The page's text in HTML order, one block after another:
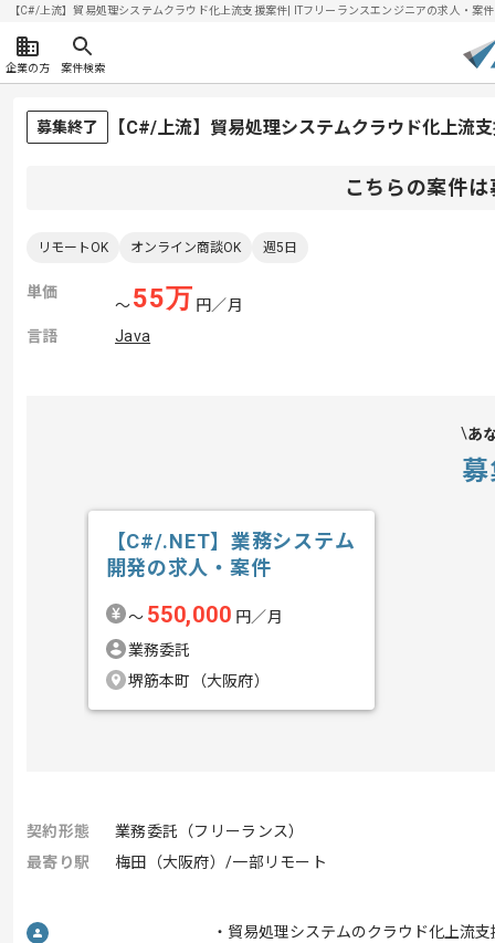
【C#/上流】貿易処理システムクラウド化上流支援案件| ITフリーランスエンジニアの求人・
企業の方 案件検索
募集終了 【C#/上流】貿易処理システムクラウド化上流
こちらの案件
リモートOK オンライン商談OK 週5日
単価
〜55万 円／月
言語
Java
あ
【C#/.NET】業務システム
開発の求人・案件
〜 550,000 円／月
業務委託
堺筋本町（大阪府）
契約形態
業務委託（フリーランス）
最寄り駅
梅田（大阪府）/一部リモート
・貿易処理システムのクラウド化上流